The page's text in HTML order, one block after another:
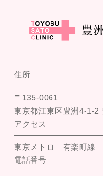
住所
〒135-0061
東京都江東区豊洲4-1-2
アクセス
東京メトロ 有楽町線
電話番号